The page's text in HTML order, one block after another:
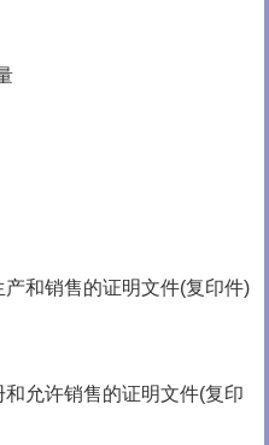
和销售的证明文件(复印件)
允许销售的证明文件(复印